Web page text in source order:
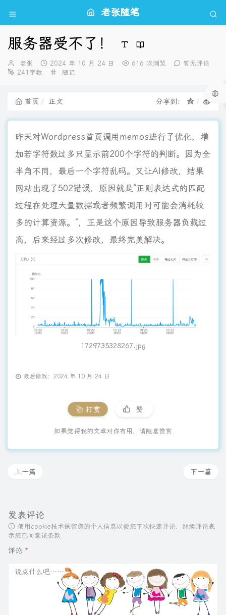
老张随笔
服务器受不了！
博
主：
老张
发
布
2024 年 10 月 24 日 616 次浏览
暂无评论
241字数
分
随记
首页 正文 分享到：
昨天对Wordpress首页调用memos进行了优化，增
加若字符数过多只显示前200个字符的判断。因为全
半角不同，最后一个字符乱码。又让AI修改，结果
网站出现了502错误，原因就是“正则表达式的匹配
过程在处理大量数据或者频繁调用时可能会消耗较
多的计算资源。”，正是这个原因导致服务器负载过
高，后来经过多次修改，最终完美解决。
1729735328267.jpg
最后修改：2024 年 10 月 24 日
打赏 赞
如果觉得我的文章对你有用，请随意赞赏
下一篇
上一篇
发表评论
使用cookie技术保留您的个人信息以便您下次快速评论，继续评论表
示您已同意该条款
评论 *